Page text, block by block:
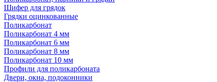
Шифер для грядок
Грядки оцинкованные
Поликарбонат
Поликарбонат 4 мм
Поликарбонат 6 мм
Поликарбонат 8 мм
Поликарбонат 10 мм
Профили для поликарбоната
Двери, окна, подоконники